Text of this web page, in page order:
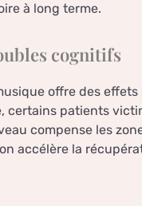
à long terme.
cognitifs
offre des
certains patients
compense les
accélère la